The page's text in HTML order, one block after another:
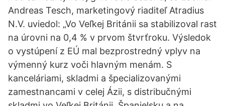
Andreas Tesch, marketingový riaditeľ Atradius
N.V. uviedol: „Vo Veľkej Británii sa stabilizoval rast
na úrovni na 0,4 % v prvom štvrťroku. Výsledok
o vystúpení z EÚ mal bezprostredný vplyv na
výmenný kurz voči hlavným menám. S
kanceláriami, skladmi a špecializovanými
zamestnancami v celej Ázii, s distribučnými